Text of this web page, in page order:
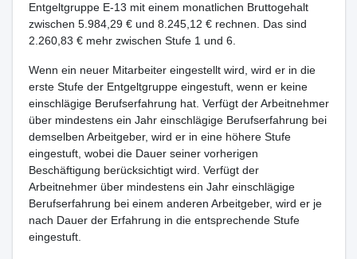
Entgeltgruppe E-13 mit einem monatlichen Bruttogehalt
zwischen 5.984,29 € und 8.245,12 € rechnen. Das sind
2.260,83 € mehr zwischen Stufe 1 und 6.
Wenn ein neuer Mitarbeiter eingestellt wird, wird er in die
erste Stufe der Entgeltgruppe eingestuft, wenn er keine
einschlägige Berufserfahrung hat. Verfügt der Arbeitnehmer
über mindestens ein Jahr einschlägige Berufserfahrung bei
demselben Arbeitgeber, wird er in eine höhere Stufe
eingestuft, wobei die Dauer seiner vorherigen
Beschäftigung berücksichtigt wird. Verfügt der
Arbeitnehmer über mindestens ein Jahr einschlägige
Berufserfahrung bei einem anderen Arbeitgeber, wird er je
nach Dauer der Erfahrung in die entsprechende Stufe
eingestuft.